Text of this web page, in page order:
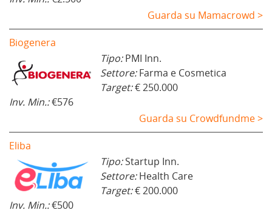
Guarda su Mamacrowd >
Biogenera
Tipo:PMI Inn.
Settore:Farma e Cosmetica
Target:€ 250.000
Inv. Min.:€576
Guarda su Crowdfundme >
Eliba
Tipo:Startup Inn.
Settore:Health Care
Target:€ 200.000
Inv. Min.:€500